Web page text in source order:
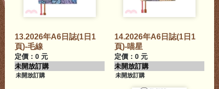
13.2026年A6日誌(1日1
頁)-毛線
定價：0 元
未開放訂購
未開放訂購
14.2026年A6日誌(1日1
頁)-喵星
定價：0 元
未開放訂購
未開放訂購